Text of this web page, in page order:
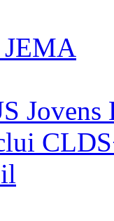
Jovens